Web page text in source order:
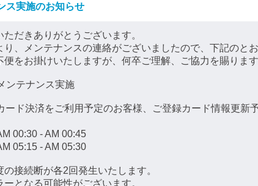
ス実施のお知らせ
だきありがとうございます。
、メンテナンスの連絡がございましたので、下記のと
をお掛けいたしますが、何卒ご理解、ご協力を賜りま
ンテナンス実施
ド決済をご利用予定のお客様、ご登録カード情報更新
- AM 00:45
- AM 05:30
接続断が各2回発生いたします。
となる可能性がございます。